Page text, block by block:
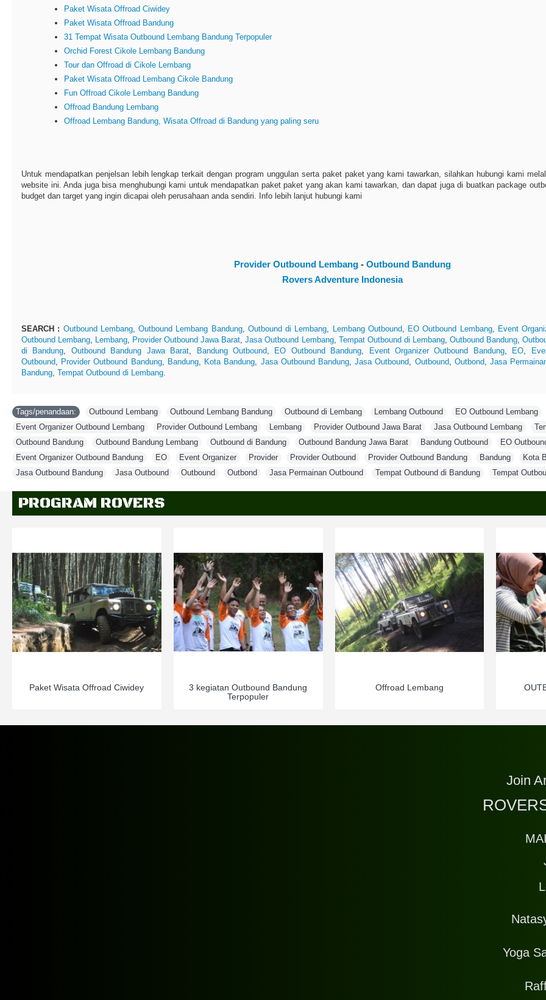
Paket Wisata Offroad Ciwidey
Paket Wisata Offroad Bandung
31 Tempat Wisata Outbound Lembang Bandung Terpopuler
Orchid Forest Cikole Lembang Bandung
Tour dan Offroad di Cikole Lembang
Paket Wisata Offroad Lembang Cikole Bandung
Fun Offroad Cikole Lembang Bandung
Offroad Bandung Lembang
Offroad Lembang Bandung, Wisata Offroad di Bandung yang paling seru
Untuk mendapatkan penjelsan lebih lengkap terkait dengan program unggulan serta paket paket yang kami tawarkan, silahkan hubungi kami
website ini. Anda juga bisa menghubungi kami untuk mendapatkan paket paket yang akan kami tawarkan, dan dapat juga di buatkan package
budget dan target yang ingin dicapai oleh perusahaan anda sendiri. Info lebih lanjut hubungi kami
Provider Outbound Lembang - Outbound Bandung
Rovers Adventure Indonesia
SEARCH : Outbound Lembang,Outbound Lembang Bandung, Outbound di Lembang, Lembang Outbound, EO Outbound Lembang, Event
Outbound Lembang, Lembang, Provider Outbound Jawa Barat,Jasa Outbound Lembang, Tempat Outbound di Lembang, Outbound Bandung,
di Bandung, Outbound Bandung Jawa Barat, Bandung Outbound, EO Outbound Bandung, Event Organizer Outbound Bandung, EO,
Outbound, Provider Outbound Bandung, Bandung, Kota Bandung, Jasa Outbound Bandung,Jasa Outbound, Outbound, Outbond,Jasa
Bandung, Tempat Outbound di Lembang.
Tags/penandaan: Outbound Lembang Outbound Lembang Bandung Outbound di Lembang Lembang Outbound EO Outbound Lembang
Event Organizer Outbound Lembang
Provider Outbound Lembang Lembang Provider Outbound Jawa Barat Jasa Outbound Lembang
Outbound Bandung
Outbound Bandung Lembang Outbound di Bandung Outbound Bandung Jawa Barat Bandung Outbound
EO
Event Organizer Outbound Bandung
EO Event Organizer Provider Provider Outbound Provider Outbound Bandung Bandung
Kota
Jasa Outbound Bandung
Jasa Outbound Outbound Outbond Jasa Permainan Outbound Tempat Outbound di Bandung Tempat
PROGRAM ROVERS
Paket Wisata Offroad Ciwidey
3 kegiatan Outbound Bandung
Terpopuler
Offroad Lembang
Join
Yoga